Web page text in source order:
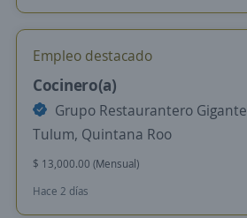
Empleo destacado
Cocinero(a)
Grupo Restaurantero Gigante
Tulum, Quintana Roo
$ 13,000.00 (Mensual)
Hace 2 días